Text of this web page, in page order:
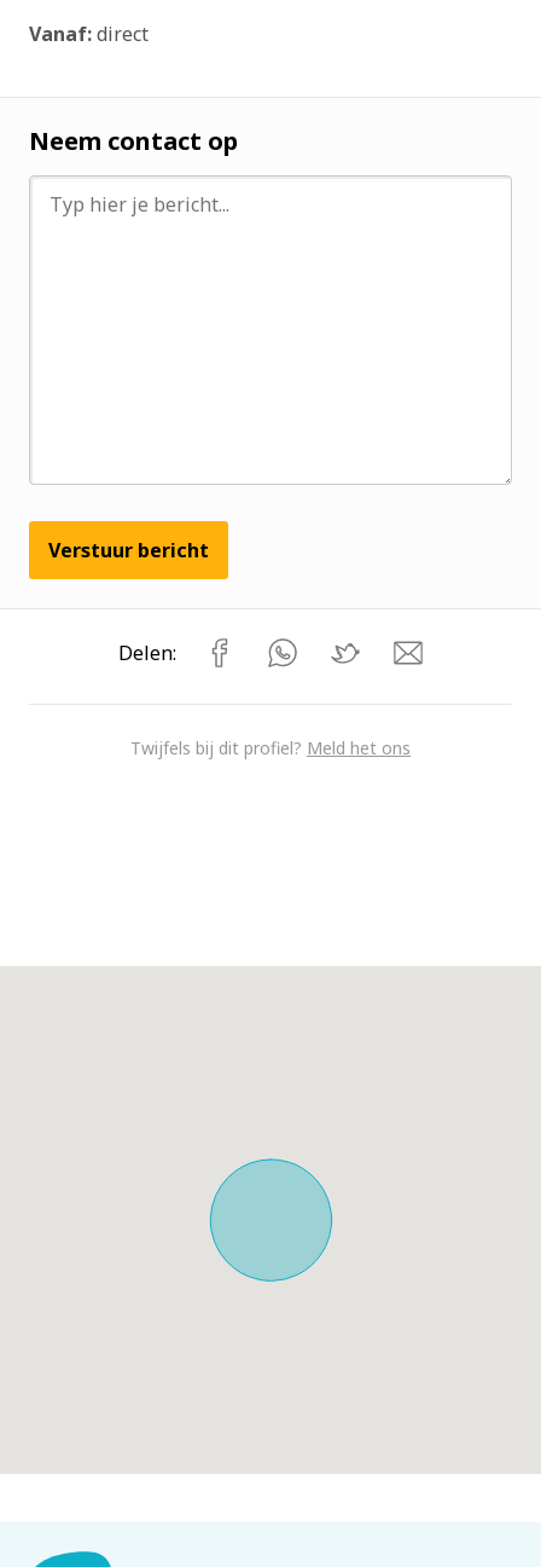
Vanaf:direct
Neem contact op
Verstuur bericht
Delen:
Twijfels bij dit profiel? Meld het ons